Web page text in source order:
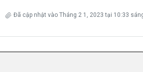
Đã cập nhật vào Tháng 2 1, 2023 tại 10:33